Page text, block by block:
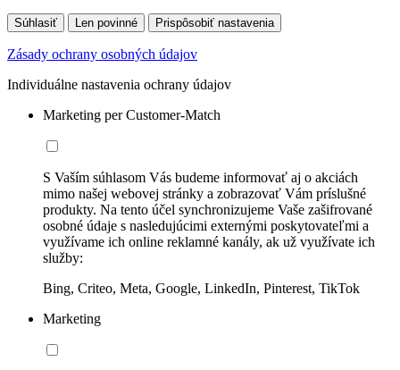
Súhlasiť Len povinné Prispôsobiť nastavenia
Zásady ochrany osobných údajov
Individuálne nastavenia ochrany údajov
Marketing per Customer-Match
S Vaším súhlasom Vás budeme informovať aj o akciách
mimo našej webovej stránky a zobrazovať Vám príslušné
produkty. Na tento účel synchronizujeme Vaše zašifrované
osobné údaje s nasledujúcimi externými poskytovateľmi a
využívame ich online reklamné kanály, ak už využívate ich
služby:
Bing, Criteo, Meta, Google, LinkedIn, Pinterest, TikTok
Marketing